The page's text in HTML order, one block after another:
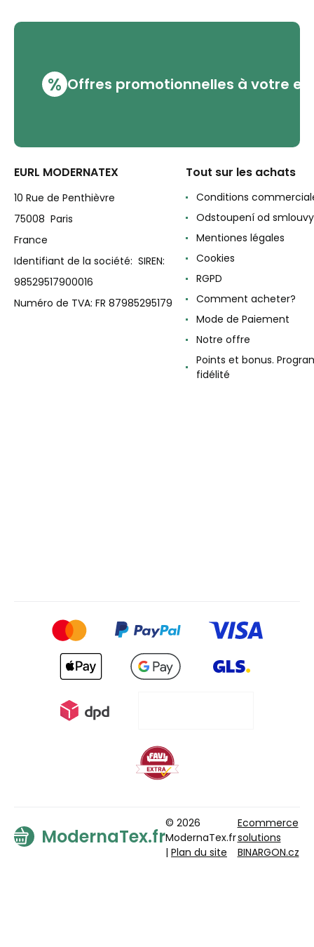
% Offres promotionnelles à votre
EURL MODERNATEX
10 Rue de Penthièvre
75008 Paris
France
Identifiant de la société: SIREN:
98529517900016
Numéro de TVA: FR 87985295179
Tout sur les achats
Conditions
Odstoupení od smlouvy
Mentiones légales
Cookies
RGPD
Comment acheter?
Mode de Paiement
Notre offre
Points et bonus.
fidélité
ModernaTex.fr
© 2026
ModernaTex.fr
| Plan du site
Ecommerce
solutions
BINARGON.cz